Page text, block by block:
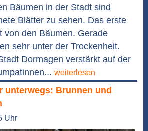
Bäumen in der Stadt sind
Blätter zu sehen. Das erste
von den Bäumen. Gerade
sehr unter der Trockenheit.
Dormagen verstärkt auf der
weiterlesen
unterwegs: Brunnen und
Uhr